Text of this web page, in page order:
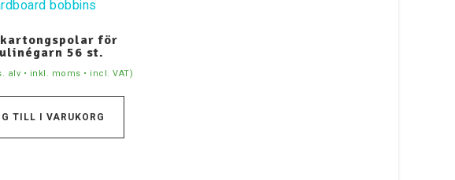
kartongspolar för
56 st.
alv • inkl. moms • incl. VAT)
TILL I VARUKORG